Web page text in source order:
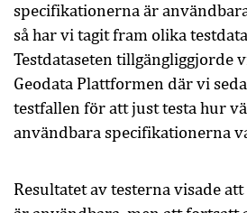
specifikationerna är
så har vi tagit fram olika
Testdataseten tillgängliggjorde
Geodata Plattformen där vi
testfallen för att just testa hur
användbara specifikationerna
Resultatet av testerna visade